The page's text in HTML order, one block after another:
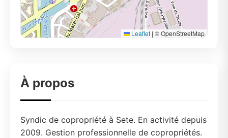
Leaflet | © OpenStreetMap
À propos
Syndic de copropriété à Sete. En activité depuis
2009. Gestion professionnelle de copropriétés.